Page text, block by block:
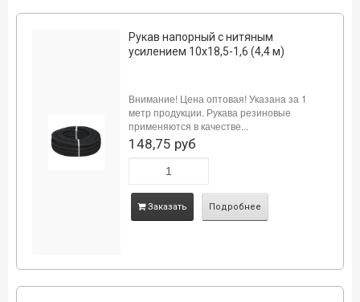
Рукав напорный с нитяным
усилением 10х18,5-1,6 (4,4 м)
Внимание! Цена оптовая! Указана за 1
метр продукции. Рукава резиновые
применяются в качестве...
148,75 руб
Заказать Подробнее